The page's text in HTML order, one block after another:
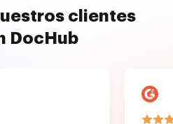
clientes
DocHub